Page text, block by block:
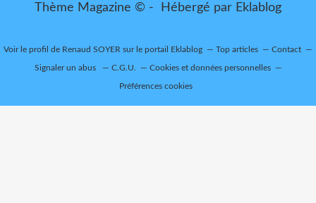
Thème Magazine © - Hébergé par Eklablog
Voir le profil de Renaud SOYER sur le portail Eklablog Top articles Contact
Signaler un abus C.G.U. Cookies et données personnelles
Préférences cookies